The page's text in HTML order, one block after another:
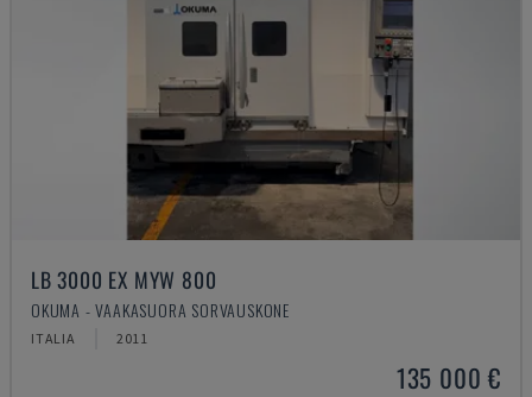
LB 3000 EX MYW 800
OKUMA - VAAKASUORA SORVAUSKONE
ITALIA 2011
135 000 €